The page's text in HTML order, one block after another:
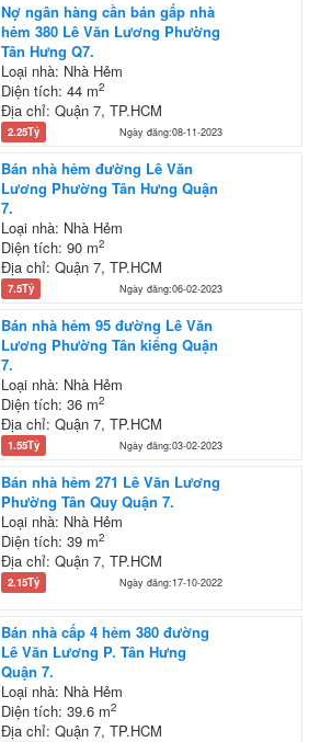
Nợ ngân hàng cần bán gấp nhà
hẻm 380 Lê Văn Lương Phường
Tân Hưng Q7.
Loại nhà: Nhà Hẻm
Diện tích: 44 m2
Địa chỉ: Quận 7, TP.HCM
2.25Tỷ Ngày đăng:08-11-2023
Bán nhà hẻm đường Lê Văn
Lương Phường Tân Hưng Quận
7.
Loại nhà: Nhà Hẻm
Diện tích: 90 m2
Địa chỉ: Quận 7, TP.HCM
7.5Tỷ Ngày đăng:06-02-2023
Bán nhà hẻm 95 đường Lê Văn
Lương Phường Tân kiểng Quận
7.
Loại nhà: Nhà Hẻm
Diện tích: 36 m2
Địa chỉ: Quận 7, TP.HCM
1.55Tỷ Ngày đăng:03-02-2023
Bán nhà hẻm 271 Lê Văn Lương
Phường Tân Quy Quận 7.
Loại nhà: Nhà Hẻm
Diện tích: 39 m2
Địa chỉ: Quận 7, TP.HCM
2.15Tỷ Ngày đăng:17-10-2022
Bán nhà cấp 4 hẻm 380 đường
Lê Văn Lương P. Tân Hưng
Quận 7.
Loại nhà: Nhà Hẻm
Diện tích: 39.6 m2
Địa chỉ: Quận 7, TP.HCM